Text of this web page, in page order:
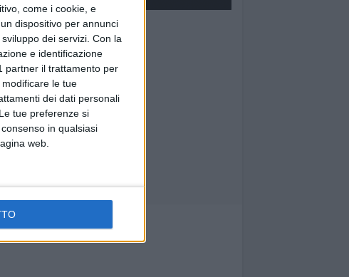
come i cookie, e
dispositivo per annunci
dei servizi. Con la
e identificazione
partner il trattamento per
le tue
dei dati personali
tue preferenze si
in qualsiasi
web.